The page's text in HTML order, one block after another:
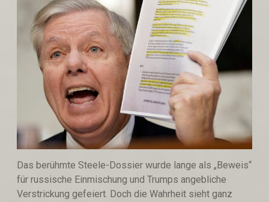
Das berühmte Steele-Dossier wurde lange als „Beweis“
für russische Einmischung und Trumps angebliche
Verstrickung gefeiert. Doch die Wahrheit sieht ganz